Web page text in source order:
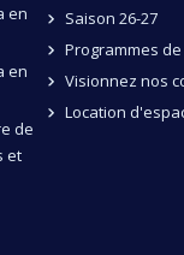
en
en
de
et
Saison 26-27
Programmes
Visionnez nos
Location